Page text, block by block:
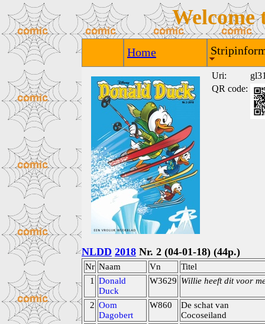
Welcome
Home
Uri:
QR code:
NLDD 2018 Nr. 2 (04-01-18) (44p.)
Nr Naam Vn
Titel
1
Donald
Duck
W3629 Willie heeft dit voor
2 Oom
Dagobert
W860
De schat van
Cocoseiland